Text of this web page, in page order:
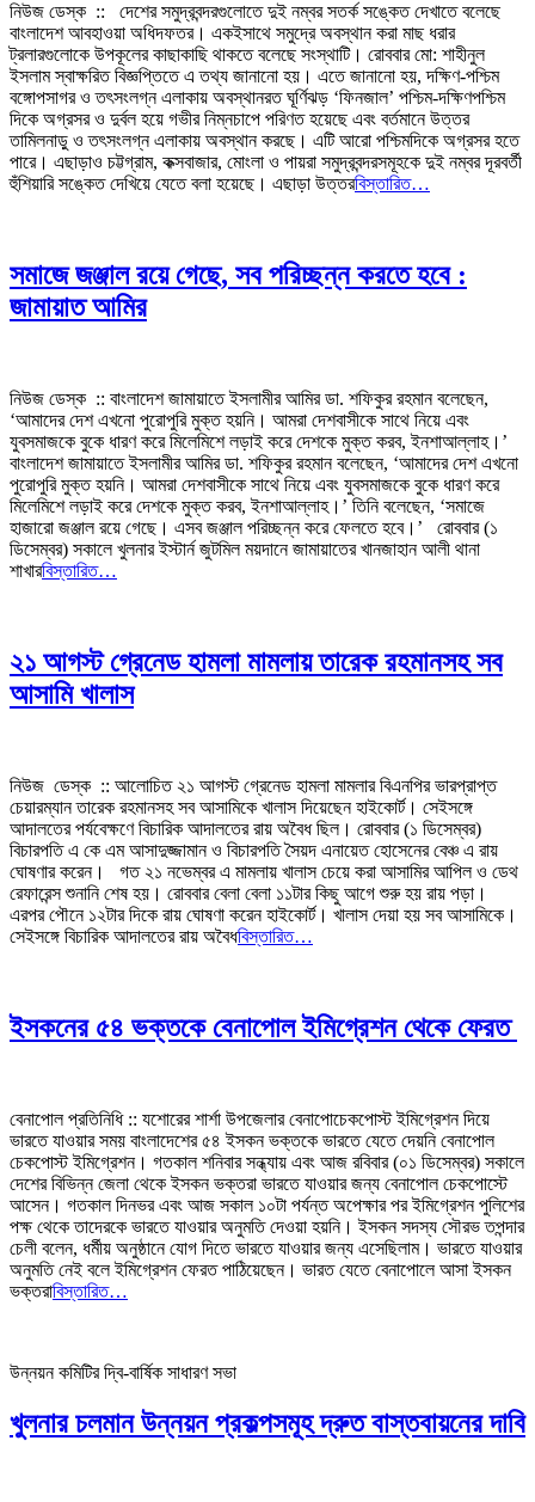
নিউজ ডেস্ক :: দেশের সমুদ্রবন্দরগুলোতে দুই নম্বর সতর্ক সঙ্কেত দেখাতে বলেছে
বাংলাদেশ আবহাওয়া অধিদফতর। একইসাথে সমুদ্রে অবস্থান করা মাছ ধরার
ট্রলারগুলোকে উপকূলের কাছাকাছি থাকতে বলেছে সংস্থাটি। রোববার মো: শাহীনুল
ইসলাম স্বাক্ষরিত বিজ্ঞপ্তিতে এ তথ্য জানানো হয়। এতে জানানো হয়, দক্ষিণ-পশ্চিম
বঙ্গোপসাগর ও তৎসংলগ্ন এলাকায় অবস্থানরত ঘূর্ণিঝড় ‘ফিনজাল’ পশ্চিম-দক্ষিণপশ্চিম
দিকে অগ্রসর ও দুর্বল হয়ে গভীর নিম্নচাপে পরিণত হয়েছে এবং বর্তমানে উত্তর
তামিলনাড়ু ও তৎসংলগ্ন এলাকায় অবস্থান করছে। এটি আরো পশ্চিমদিকে অগ্রসর হতে
পারে। এছাড়াও চট্টগ্রাম, কক্সবাজার, মোংলা ও পায়রা সমুদ্রবন্দরসমূহকে দুই নম্বর দূরবর্তী
হুঁশিয়ারি সঙ্কেত দেখিয়ে যেতে বলা হয়েছে। এছাড়া উত্তরবিস্তারিত…
সমাজে জঞ্জাল রয়ে গেছে, সব পরিচ্ছন্ন করতে হবে :
জামায়াত আমির
নিউজ ডেস্ক :: বাংলাদেশ জামায়াতে ইসলামীর আমির ডা. শফিকুর রহমান বলেছেন,
‘আমাদের দেশ এখনো পুরোপুরি মুক্ত হয়নি। আমরা দেশবাসীকে সাথে নিয়ে এবং
যুবসমাজকে বুকে ধারণ করে মিলেমিশে লড়াই করে দেশকে মুক্ত করব, ইনশাআল্লাহ।’
বাংলাদেশ জামায়াতে ইসলামীর আমির ডা. শফিকুর রহমান বলেছেন, ‘আমাদের দেশ এখনো
পুরোপুরি মুক্ত হয়নি। আমরা দেশবাসীকে সাথে নিয়ে এবং যুবসমাজকে বুকে ধারণ করে
মিলেমিশে লড়াই করে দেশকে মুক্ত করব, ইনশাআল্লাহ।’ তিনি বলেছেন, ‘সমাজে
হাজারো জঞ্জাল রয়ে গেছে। এসব জঞ্জাল পরিচ্ছন্ন করে ফেলতে হবে।’ রোববার (১
ডিসেম্বর) সকালে খুলনার ইস্টার্ন জুটমিল ময়দানে জামায়াতের খানজাহান আলী থানা
শাখারবিস্তারিত…
২১ আগস্ট গ্রেনেড হামলা মামলায় তারেক রহমানসহ সব
আসামি খালাস
নিউজ ডেস্ক :: আলোচিত ২১ আগস্ট গ্রেনেড হামলা মামলার বিএনপির ভারপ্রাপ্ত
চেয়ারম্যান তারেক রহমানসহ সব আসামিকে খালাস দিয়েছেন হাইকোর্ট। সেইসঙ্গে
আদালতের পর্যবেক্ষণে বিচারিক আদালতের রায় অবৈধ ছিল। রোববার (১ ডিসেম্বর)
বিচারপতি এ কে এম আসাদুজ্জামান ও বিচারপতি সৈয়দ এনায়েত হোসেনের বেঞ্চ এ রায়
ঘোষণার করেন। গত ২১ নভেম্বর এ মামলায় খালাস চেয়ে করা আসামির আপিল ও ডেথ
রেফারেন্স শুনানি শেষ হয়। রোববার বেলা বেলা ১১টার কিছু আগে শুরু হয় রায় পড়া।
এরপর পৌনে ১২টার দিকে রায় ঘোষণা করেন হাইকোর্ট। খালাস দেয়া হয় সব আসামিকে।
সেইসঙ্গে বিচারিক আদালতের রায় অবৈধবিস্তারিত…
ইসকনের ৫৪ ভক্তকে বেনাপোল ইমিগ্রেশন থেকে ফেরত
বেনাপোল প্রতিনিধি :: যশোরের শার্শা উপজেলার বেনাপোচেকপোস্ট ইমিগ্রেশন দিয়ে
ভারতে যাওয়ার সময় বাংলাদেশের ৫৪ ইসকন ভক্তকে ভারতে যেতে দেয়নি বেনাপোল
চেকপোস্ট ইমিগ্রেশন। গতকাল শনিবার সন্ধ্যায় এবং আজ রবিবার (০১ ডিসেম্বর) সকালে
দেশের বিভিন্ন জেলা থেকে ইসকন ভক্তরা ভারতে যাওয়ার জন্য বেনাপোল চেকপোস্টে
আসেন। গতকাল দিনভর এবং আজ সকাল ১০টা পর্যন্ত অপেক্ষার পর ইমিগ্রেশন পুলিশের
পক্ষ থেকে তাদেরকে ভারতে যাওয়ার অনুমতি দেওয়া হয়নি। ইসকন সদস্য সৌরভ তপন্দার
চেলী বলেন, ধর্মীয় অনুষ্ঠানে যোগ দিতে ভারতে যাওয়ার জন্য এসেছিলাম। ভারতে যাওয়ার
অনুমতি নেই বলে ইমিগ্রেশন ফেরত পাঠিয়েছেন। ভারত যেতে বেনাপোলে আসা ইসকন
ভক্তরাবিস্তারিত…
উন্নয়ন কমিটির দ্বি-বার্ষিক সাধারণ সভা
খুলনার চলমান উন্নয়ন প্রকল্পসমূহ দ্রুত বাস্তবায়নের দাবি